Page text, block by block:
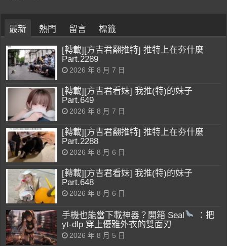
最新 熱門 留言 標籤
[轉載][方吉君翻推特] 推特上在夯什麼
Part.2289
2026 年 8 月 7 日
[轉載][方吉君看妹] 我推(特)的妹子
Part.649
2026 年 8 月 7 日
[轉載][方吉君翻推特] 推特上在夯什麼
Part.2288
2026 年 8 月 6 日
[轉載][方吉君看妹] 我推(特)的妹子
Part.648
2026 年 8 月 6 日
手機也能當下載神器？開箱 Seal
：把
yt-dlp 穿上優雅外衣的雙面刃
2026 年 8 月 5 日